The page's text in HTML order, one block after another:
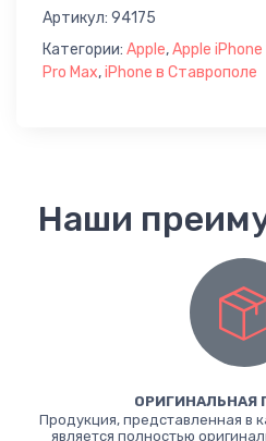
Артикул: 94175
Категории: Apple,Apple iPhone
Pro Max,iPhone в Ставрополе
Наши
ОРИГИНАЛЬНАЯ
Продукция, представленная в
является полностью